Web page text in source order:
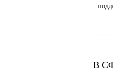
В СФ